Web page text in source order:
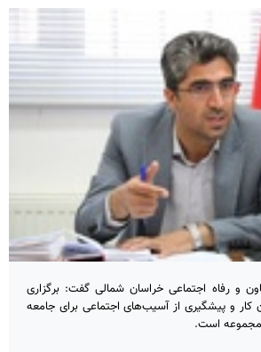
و رفاه اجتماعی خراسان شمالی گفت: برگزاری
کار و پیشگیری از آسیب‌های اجتماعی برای جامعه
مجموعه است.